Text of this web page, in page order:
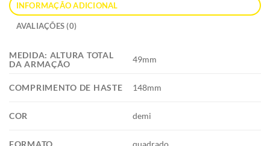
INFORMAÇÃO ADICIONAL
AVALIAÇÕES (0)
MEDIDA: ALTURA TOTAL
DA ARMAÇÃO
49mm
COMPRIMENTO DE HASTE 148mm
COR demi